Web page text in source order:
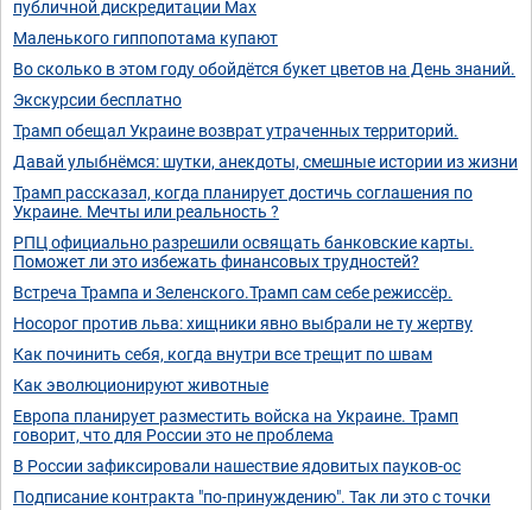
публичной дискредитации Max
Маленького гиппопотама купают
Во сколько в этом году обойдётся букет цветов на День знаний.
Экскурсии бесплатно
Трамп обещал Украине возврат утраченных территорий.
Давай улыбнёмся: шутки, анекдоты, смешные истории из жизни
Трамп рассказал, когда планирует достичь соглашения по
Украине. Мечты или реальность ?
РПЦ официально разрешили освящать банковские карты.
Поможет ли это избежать финансовых трудностей?
Встреча Трампа и Зеленского.Трамп сам себе режиссёр.
Носорог против льва: хищники явно выбрали не ту жертву
Как починить себя, когда внутри все трещит по швам
Как эволюционируют животные
Европа планирует разместить войска на Украине. Трамп
говорит, что для России это не проблема
В России зафиксировали нашествие ядовитых пауков-ос
Подписание контракта "по-принуждению". Так ли это с точки